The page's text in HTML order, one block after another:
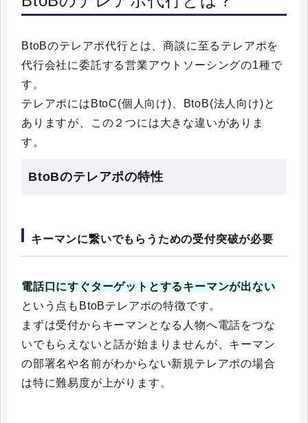
BtoBのテレアポ代行とは、商談に至るテレアポを
代行会社に委託する営業アウトソーシングの1種で
す。
テレアポにはBtoC(個人向け)、BtoB(法人向け)と
ありますが、この２つには大きな違いがありま
す。
BtoBのテレアポの特性
キーマンに繋いでもらうための受付突破が必要
電話口にすぐターゲットとするキーマンが出ない
という点もBtoBテレアポの特徴です。
まずは受付からキーマンとなる人物へ電話をつな
いでもらえないと話が始まりませんが、キーマン
の部署名や名前がわからない新規テレアポの場合
は特に難易度が上がります。